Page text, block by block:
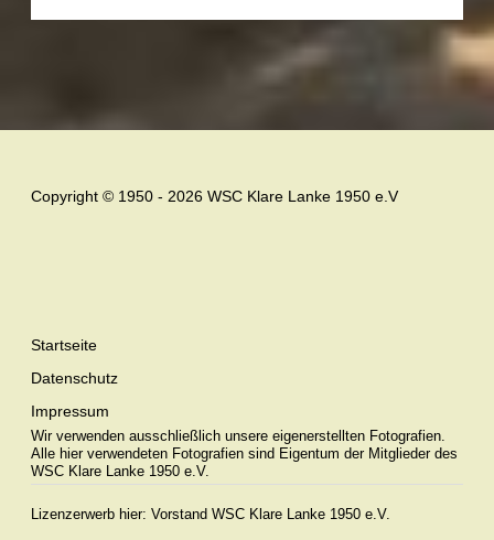
Copyright © 1950 - 2026 WSC Klare Lanke 1950 e.V
Startseite
Datenschutz
Impressum
Wir verwenden ausschließlich unsere eigenerstellten Fotografien.
Alle hier verwendeten Fotografien sind Eigentum der Mitglieder des
WSC Klare Lanke 1950 e.V.
Lizenzerwerb hier:Vorstand WSC Klare Lanke 1950 e.V.